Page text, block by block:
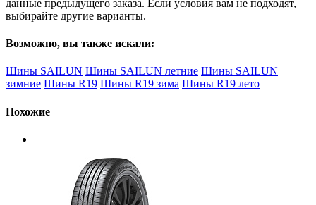
данные предыдущего заказа. Если условия вам не подходят,
выбирайте другие варианты.
Возможно, вы также искали:
Шины SAILUN Шины SAILUN летние Шины SAILUN
зимние Шины R19 Шины R19 зима Шины R19 лето
Похожие